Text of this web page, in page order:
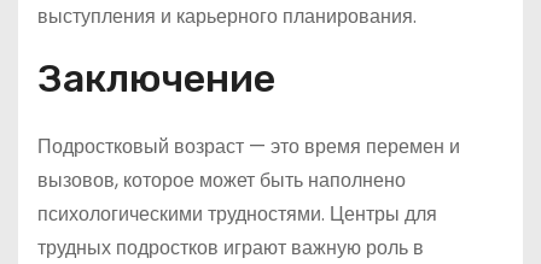
выступления и карьерного планирования.
Заключение
Подростковый возраст — это время перемен и
вызовов, которое может быть наполнено
психологическими трудностями. Центры для
трудных подростков играют важную роль в